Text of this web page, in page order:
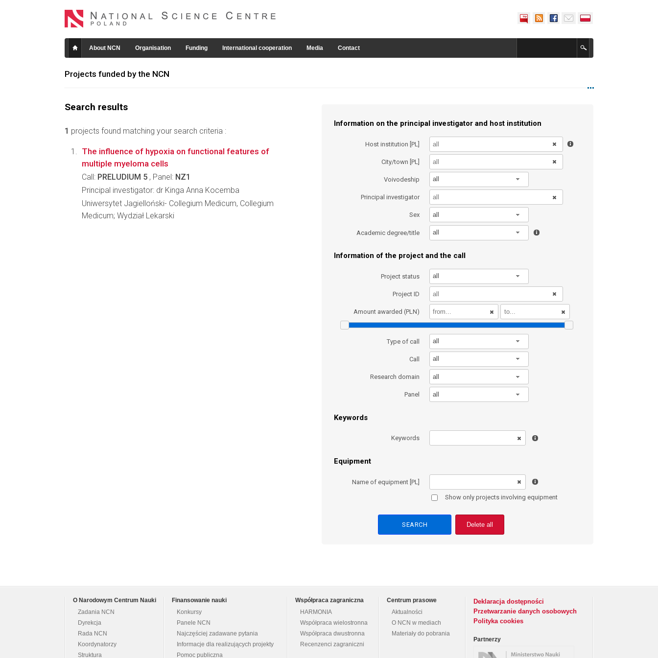
About NCN Organisation Funding International cooperation Media Contact
Projects funded by the NCN
Search results
1 projects found matching your search criteria :
Information on the principal investigator and host institution
Host institution [PL]
City/town [PL]
Voivodeship all
Principal investigator
Sex all
Academic degree/title all
Information of the project and the call
Project status all
Project ID
Amount awarded (PLN)
Type of call all
Call all
Research domain all
Panel all
Keywords
Keywords
Equipment
Name of equipment [PL]
Show only projects involving equipment
Delete all
The influence of hypoxia on functional features of
multiple myeloma cells
Call: PRELUDIUM 5 , Panel: NZ1
Principal investigator: dr Kinga Anna Kocemba
Uniwersytet Jagielloński- Collegium Medicum, Collegium
Medicum; Wydział Lekarski
O Narodowym Centrum Nauki
Zadania NCN
Dyrekcja
Rada NCN
Koordynatorzy
Struktura
Finansowanie nauki
Konkursy
Panele NCN
Najczęściej zadawane pytania
Informacje dla realizujących projekty
Pomoc publiczna
Współpraca zagraniczna
HARMONIA
Współpraca wielostronna
Współpraca dwustronna
Recenzenci zagraniczni
Centrum prasowe
Aktualności
O NCN w mediach
Materiały do pobrania
Deklaracja dostępności
Przetwarzanie danych osobowych
Polityka cookies
Partnerzy